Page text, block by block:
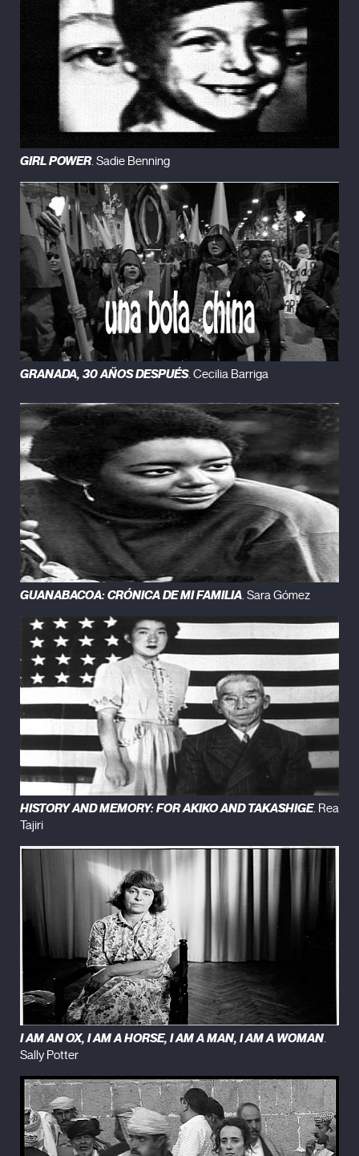
GIRL POWER. Sadie Benning
GRANADA, 30 AÑOS DESPUÉS. Cecilia Barriga
GUANABACOA: CRÓNICA DE MI FAMILIA. Sara Gómez
HISTORY AND MEMORY: FOR AKIKO AND TAKASHIGE. Rea
Tajiri
I AM AN OX, I AM A HORSE, I AM A MAN, I AM A WOMAN.
Sally Potter